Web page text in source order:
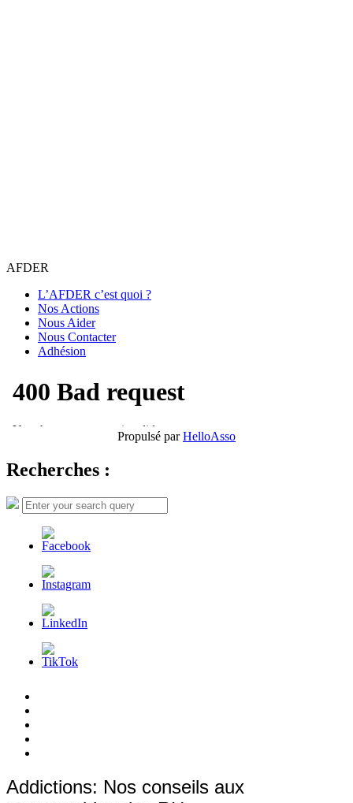
AFDER
L’AFDER c’est quoi ?
Nos Actions
Nous Aider
Nous Contacter
Adhésion
Propulsé parHelloAsso
Recherches :
Search
for:
Search
Addictions: Nos conseils aux